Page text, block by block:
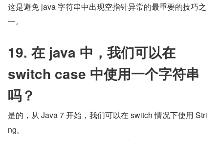
这是避免 java 字符串中出现空指针异常的最重要的技巧之
一。
19. 在 java 中，我们可以在
switch case 中使用一个字符串
吗？
是的，从 Java 7 开始，我们可以在 switch 情况下使用 Stri
ng。